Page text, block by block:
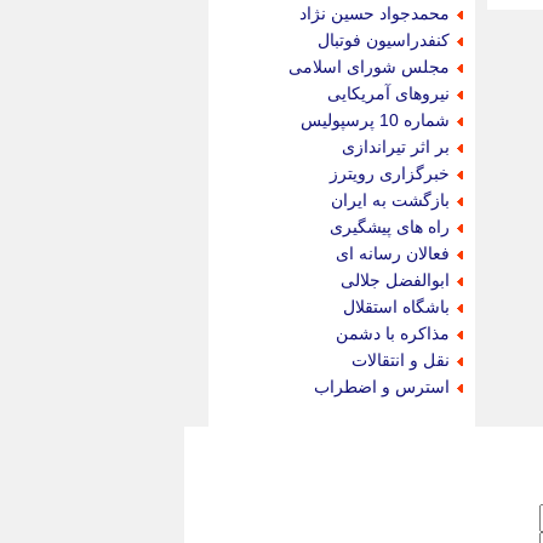
محمدجواد حسین نژاد
کنفدراسیون فوتبال
مجلس شورای اسلامی
نیروهای آمریکایی
شماره 10 پرسپولیس
بر اثر تیراندازی
خبرگزاری رویترز
بازگشت به ایران
راه های پیشگیری
فعالان رسانه ای
ابوالفضل جلالی
باشگاه استقلال
مذاکره با دشمن
نقل و انتقالات
استرس و اضطراب